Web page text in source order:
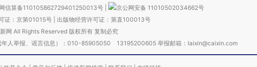
网信算备110105862729401250013号
京公网安备 11010502034662号
证：京第01015号| 出版物经营许可证：第直100013号
网 All Rights Reserved 版权所有 复制必究
年人举报、谣言信息）：010-85905050 13195200605 举报邮箱：laixin@caixin.com